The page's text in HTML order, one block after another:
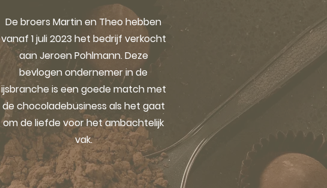
De broers Martin en Theo hebben
vanaf 1 juli 2023 het bedrijf verkocht
aan Jeroen Pohlmann. Deze
bevlogen ondernemer in de
ijsbranche is een goede match met
de chocoladebusiness als het gaat
om de liefde voor het ambachtelijk
vak.